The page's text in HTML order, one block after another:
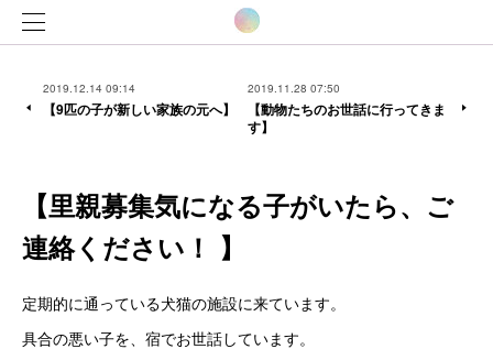
2019.12.14 09:14
【9匹の子が新しい家族の元へ】
2019.11.28 07:50
【動物たちのお世話に行ってきま
す】
【里親募集気になる子がいたら、ご
連絡ください！ 】
定期的に通っている犬猫の施設に来ています。
具合の悪い子を、宿でお世話しています。